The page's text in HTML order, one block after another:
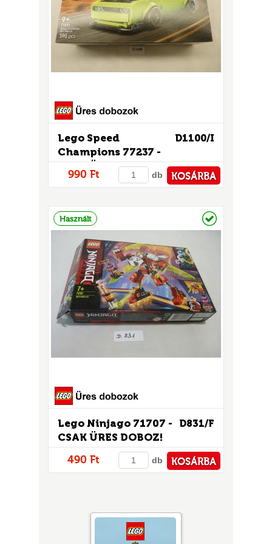
D1100/I
Lego Speed
Champions 77237 -
CSAK ÜRES DOBOZ!
990 Ft db KOSÁRBA
Használt
D831/F
Lego Ninjago 71707 -
CSAK ÜRES DOBOZ!
490 Ft db KOSÁRBA